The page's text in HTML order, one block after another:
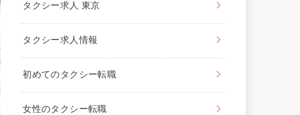
タクシー求人 東京
タクシー求人情報
初めてのタクシー転職
女性のタクシー転職